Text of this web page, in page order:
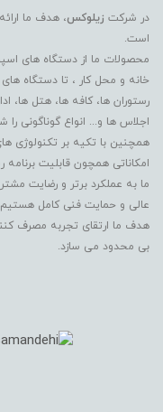
در شرکت زیلوکس، هدف ما
است.
محصولات ما از دستگاه های
خانه و محل کار ، تا دستگاه
رستوران ها، کافه ها، هتل ها،
اجلاس ها و... انواع گوناگونی
همچنین با تکیه بر تکنولوژی
امکاناتی همچون قابلیت
ما به عملکرد برتر و رضایت
عالی و حمایت فنی کامل
هدف ما ارتقای تجربه مصرف
بی محدود می سازد.